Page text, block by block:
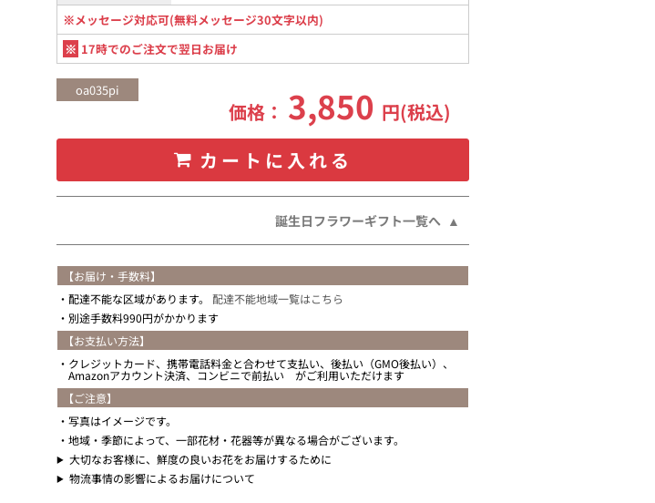
※メッセージ対応可(無料メッセージ30文字以内)
※ 17時でのご注文で翌日お届け
oa035pi
価格： 3,850 円(税込)
カートに入れる
誕生日フラワーギフト一覧へ
【お届け・手数料】
配達不能な区域があります。 配達不能地域一覧はこちら
別途手数料990円がかかります
【お支払い方法】
クレジットカード、携帯電話料金と合わせて支払い、後払い（GMO後払い）、
Amazonアカウント決済、コンビニで前払い がご利用いただけます
【ご注意】
写真はイメージです。
地域・季節によって、一部花材・花器等が異なる場合がございます。
大切なお客様に、鮮度の良いお花をお届けするために
物流事情の影響によるお届けについて